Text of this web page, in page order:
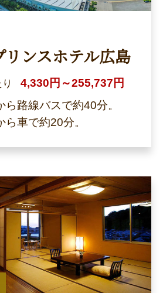
リンスホテル広島
4,330円～255,737円
ら路線バスで約40分。
ら車で約20分。